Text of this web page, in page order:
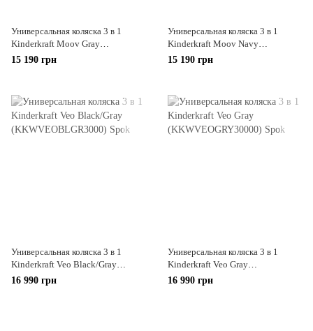
Универсальная коляска 3 в 1
Kinderkraft Moov Gray
(KKWMOOVGRY00NC)
15 190 грн
Универсальная коляска 3 в 1
Kinderkraft Moov Navy
(KKWMOOVNAV00NC)
15 190 грн
Универсальная коляска 3 в 1
Kinderkraft Veo Black/Gray
(KKWVEOBLGR3000)
16 990 грн
Универсальная коляска 3 в 1
Kinderkraft Veo Gray
(KKWVEOGRY30000)
16 990 грн